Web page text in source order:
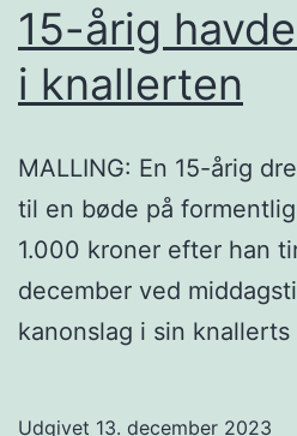
15-årig
i knallerten
MALLING: En 15-årig
til en bøde på
1.000 kroner efter han
december ved
kanonslag i sin knallerts
Udgivet 13. december 2023